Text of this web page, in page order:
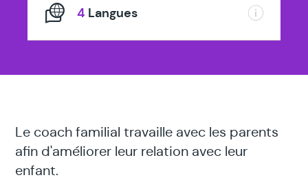
4 Langues
Le coach familial travaille avec les parents
afin d'améliorer leur relation avec leur
enfant.